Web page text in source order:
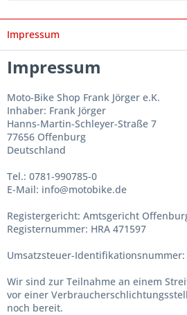
Impressum
Impressum
Moto-Bike Shop Frank Jörger e.K.
Inhaber: Frank Jörger
Hanns-Martin-Schleyer-Straße 7
77656 Offenburg
Deutschland
Tel.: 0781-990785-0
E-Mail: info@motobike.de
Registergericht: Amtsgericht
Registernummer: HRA 471597
Umsatzsteuer-Identifikationsnummer:
Wir sind zur Teilnahme an einem
vor einer
noch bereit.